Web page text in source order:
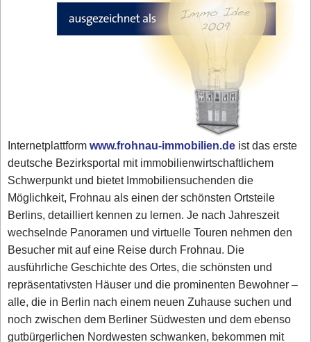
Internetplattformwww.frohnau-immobilien.de ist das erste
deutsche Bezirksportal mit immobilienwirtschaftlichem
Schwerpunkt und bietet Immobiliensuchenden die
Möglichkeit, Frohnau als einen der schönsten Ortsteile
Berlins, detailliert kennen zu lernen. Je nach Jahreszeit
wechselnde Panoramen und virtuelle Touren nehmen den
Besucher mit auf eine Reise durch Frohnau. Die
ausführliche Geschichte des Ortes, die schönsten und
repräsentativsten Häuser und die prominenten Bewohner –
alle, die in Berlin nach einem neuen Zuhause suchen und
noch zwischen dem Berliner Südwesten und dem ebenso
gutbürgerlichen Nordwesten schwanken, bekommen mit